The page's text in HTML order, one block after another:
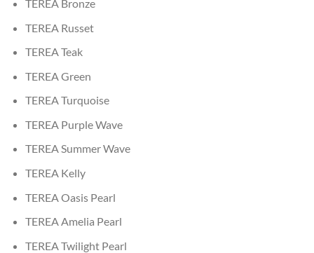
TEREA Bronze
TEREA Russet
TEREA Teak
TEREA Green
TEREA Turquoise
TEREA Purple Wave
TEREA Summer Wave
TEREA Kelly
TEREA Oasis Pearl
TEREA Amelia Pearl
TEREA Twilight Pearl